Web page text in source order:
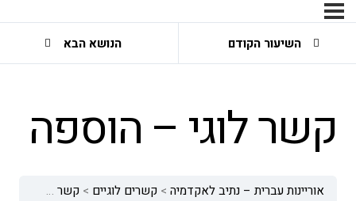
השיעור הקודם הנושא הבא
קשר לוגי – הוספה
אוריינות עברית – נתיב לאקדמיה קשרים לוגיים קשר לוגי – הוספה